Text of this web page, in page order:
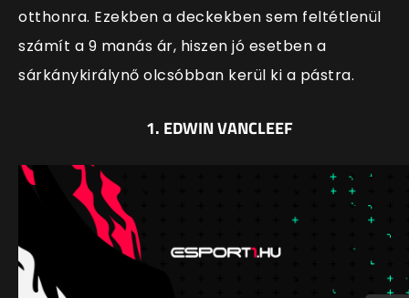
otthonra. Ezekben a deckekben sem feltétlenül
számít a 9 manás ár, hiszen jó esetben a
sárkánykirálynő olcsóbban kerül ki a pástra.
1. EDWIN VANCLEEF